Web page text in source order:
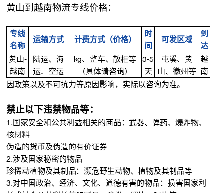
黄山到越南物流专线价格：
专线
名称
运输方式 计费方式（价格）
时
间
可发区域
到
达
黄山-
越南
陆运、海
运、空运
kg、整车、散柜等
（具体请咨询）
3-5
天
屯溪、黄
山、徽州等
越
南
因政策以及不可抗力等原因影响，实际以咨询为准。
禁止以下违禁物品等：
1.国家安全和公共利益相关的商品：武器、弹药、爆炸物、
核材料
伪造的货币及伪造的有价证券
2.涉及国家秘密的物品
珍稀动植物及其制品：濒危野生动物、植物及其制品等
3.对中国政治、经济、文化、道德有害的物品：损害国家利